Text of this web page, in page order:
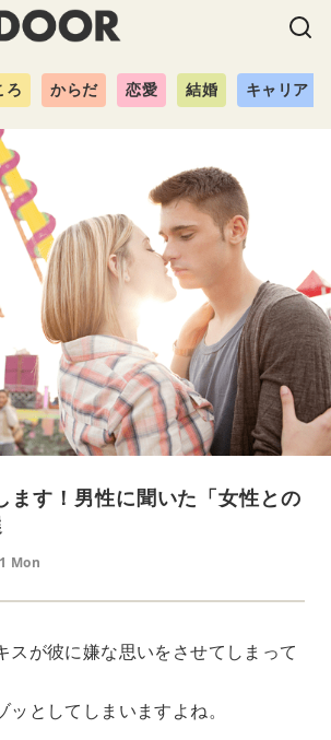
ろ からだ 恋愛 結婚 キャリア
ます！男性に聞いた「女性との
Mon
スが彼に嫌な思いをさせてしまって
としてしまいますよね。